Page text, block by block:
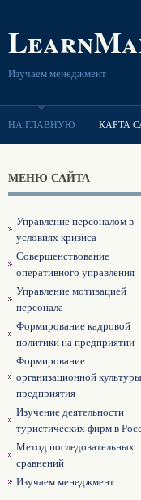
Изучаем менеджмент
НА ГЛАВНУЮ КАРТА
МЕНЮ САЙТА
Управление персоналом в
условиях кризиса
Совершенствование
оперативного управления
Управление мотивацией
персонала
Формирование кадровой
политики на предприятии
Формирование
организационной культуры
предприятия
Изучение деятельности
туристических фирм в
Метод последовательных
сравнений
Изучаем менеджмент